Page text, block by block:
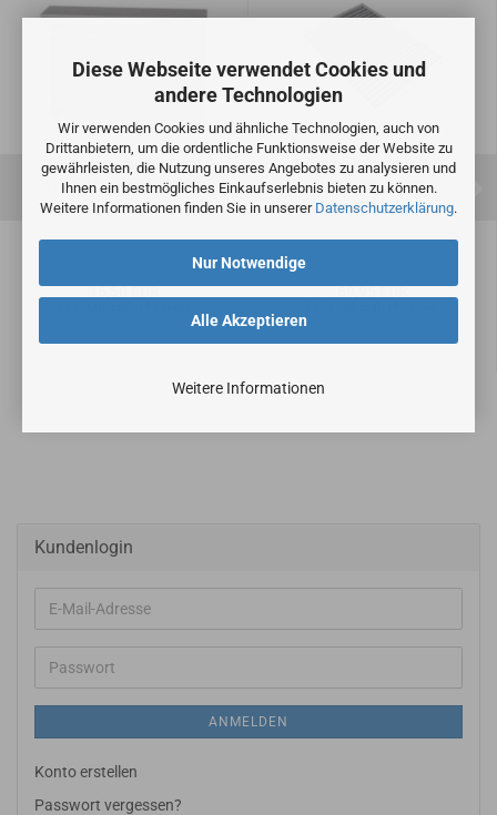
Diese Webseite verwendet Cookies und
andere Technologien
Wir verwenden Cookies und ähnliche Technologien, auch von
Drittanbietern, um die ordentliche Funktionsweise der Website zu
gewährleisten, die Nutzung unseres Angebotes zu analysieren und
Ihnen ein bestmögliches Einkaufserlebnis bieten zu können.
Weitere Informationen finden Sie in unserer Datenschutzerklärung.
Alle Akzeptieren
Nur Notwendige
Weitere Informationen
Filter passend für Paul
WRG 90 zentral | 1x G4
16,50 EUR
Filter passend für Paul
WRG 90 | 1x F7
Aktivkohlefilter
69,95 EUR
Kundenlogin
E-
Mail-
Adresse
Passwort
ANMELDEN
Konto erstellen
Passwort vergessen?